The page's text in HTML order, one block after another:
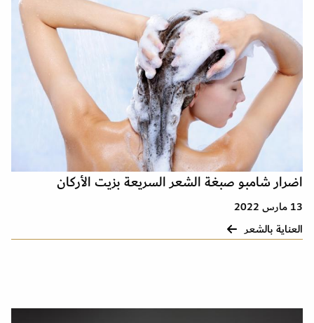
اضرار شامبو صبغة الشعر السريعة بزيت الأركان
13 مارس 2022
العناية بالشعر